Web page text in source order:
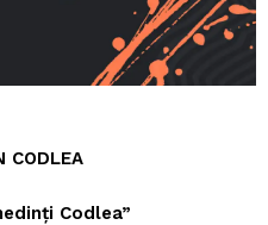
CODLEA
Codlea”